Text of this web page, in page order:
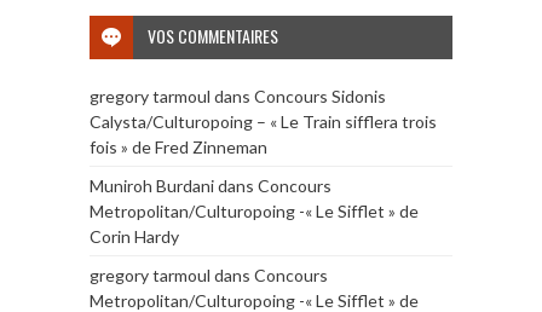
VOS COMMENTAIRES
gregory tarmoul dans Concours Sidonis
Calysta/Culturopoing – « Le Train sifflera trois
fois » de Fred Zinneman
Muniroh Burdanidans Concours
Metropolitan/Culturopoing -« Le Sifflet » de
Corin Hardy
gregory tarmoul dans Concours
Metropolitan/Culturopoing -« Le Sifflet » de